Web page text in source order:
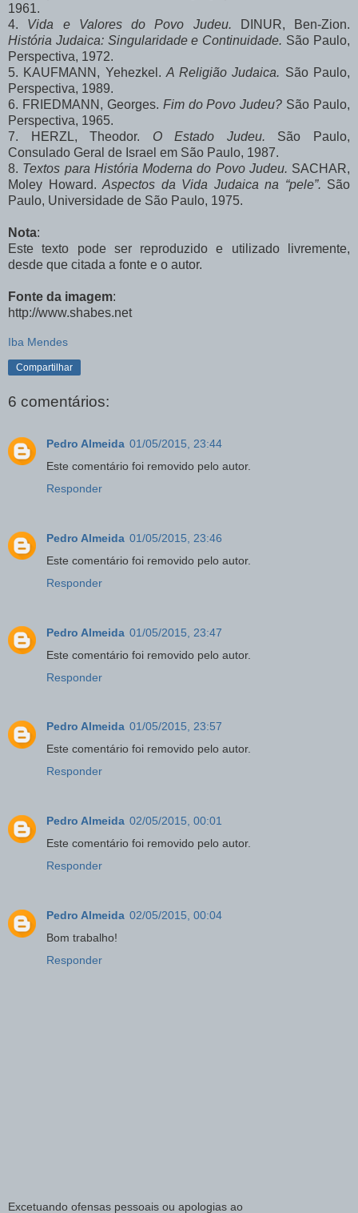
1961.
4. Vida e Valores do Povo Judeu. DINUR, Ben-Zion.
História Judaica: Singularidade e Continuidade. São Paulo,
Perspectiva, 1972.
5. KAUFMANN, Yehezkel. A Religião Judaica. São Paulo,
Perspectiva, 1989.
6. FRIEDMANN, Georges. Fim do Povo Judeu? São Paulo,
Perspectiva, 1965.
7. HERZL, Theodor. O Estado Judeu. São Paulo,
Consulado Geral de Israel em São Paulo, 1987.
8. Textos para História Moderna do Povo Judeu. SACHAR,
Moley Howard. Aspectos da Vida Judaica na “pele”. São
Paulo, Universidade de São Paulo, 1975.
Nota:
Este texto pode ser reproduzido e utilizado livremente,
desde que citada a fonte e o autor.
Fonte da imagem:
http://www.shabes.net
Iba Mendes
Compartilhar
6 comentários:
Pedro Almeida 01/05/2015, 23:44
Este comentário foi removido pelo autor.
Responder
Pedro Almeida 01/05/2015, 23:46
Este comentário foi removido pelo autor.
Responder
Pedro Almeida 01/05/2015, 23:47
Este comentário foi removido pelo autor.
Responder
Pedro Almeida 01/05/2015, 23:57
Este comentário foi removido pelo autor.
Responder
Pedro Almeida 02/05/2015, 00:01
Este comentário foi removido pelo autor.
Responder
Pedro Almeida 02/05/2015, 00:04
Bom trabalho!
Responder
Excetuando ofensas pessoais ou apologias ao